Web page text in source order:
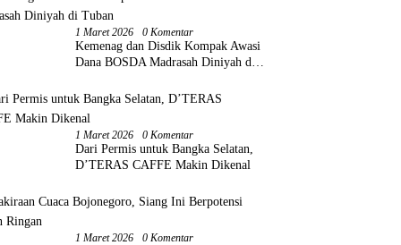
1 Maret 2026 0 Komentar
Kemenag dan Disdik Kompak Awasi
Dana BOSDA Madrasah Diniyah di
1 Maret 2026 0 Komentar
Dari Permis untuk Bangka Selatan,
D’TERAS CAFFE Makin Dikenal
1 Maret 2026 0 Komentar